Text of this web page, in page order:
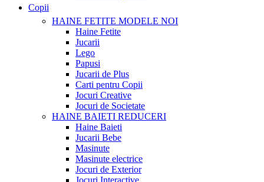
Copii
HAINE FETITE MODELE NOI
Haine Fetite
Jucarii
Lego
Papusi
Jucarii de Plus
Carti pentru Copii
Jocuri Creative
Jocuri de Societate
HAINE BAIETI REDUCERI
Haine Baieti
Jucarii Bebe
Masinute
Masinute electrice
Jocuri de Exterior
Jocuri Interactive